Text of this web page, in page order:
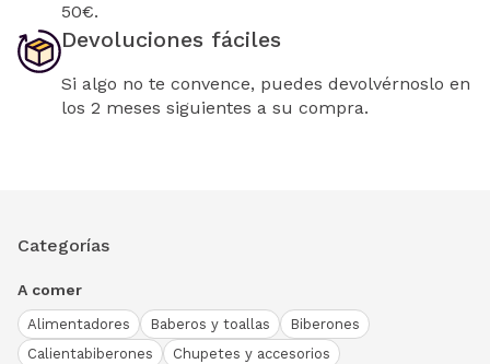
50€.
Devoluciones fáciles
Si algo no te convence, puedes devolvérnoslo en
los 2 meses siguientes a su compra.
Categorías
A comer
Alimentadores Baberos y toallas
Biberones
Calientabiberones
Chupetes y accesorios